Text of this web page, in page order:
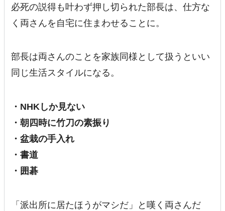
必死の説得も叶わず押し切られた部長は、仕方な
く両さんを自宅に住まわせることに。
部長は両さんのことを家族同様として扱うといい
同じ生活スタイルになる。
・NHKしか見ない
・朝四時に竹刀の素振り
・盆栽の手入れ
・書道
・囲碁
「派出所に居たほうがマシだ」と嘆く両さんだ